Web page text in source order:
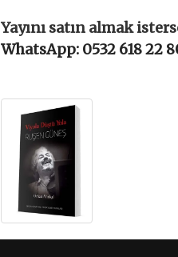
Yayını satın almak
WhatsApp: 0532 618 22